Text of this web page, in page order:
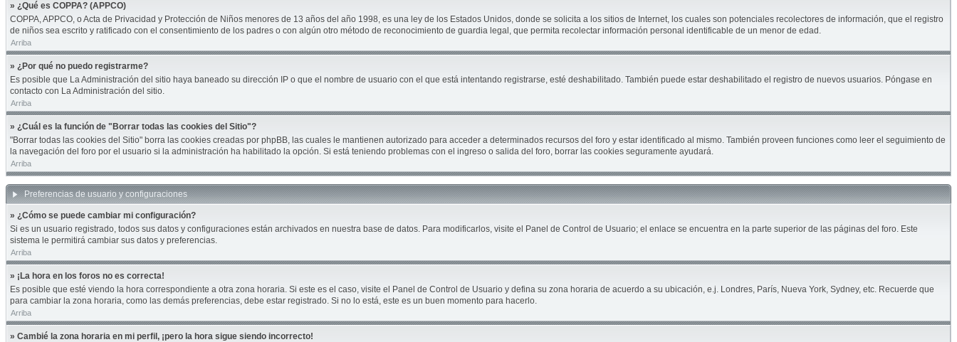
» ¿Qué es COPPA? (APPCO)
COPPA, APPCO, o Acta de Privacidad y Protección de Niños menores de 13 años del año 1998, es una ley de los Estados Unidos, donde se solicita a los sitios de Internet, los cuales son potenciales recolectores de información, que el registro
de niños sea escrito y ratificado con el consentimiento de los padres o con algún otro método de reconocimiento de guardia legal, que permita recolectar información personal identificable de un menor de edad.
Arriba
» ¿Por qué no puedo registrarme?
Es posible que La Administración del sitio haya baneado su dirección IP o que el nombre de usuario con el que está intentando registrarse, esté deshabilitado. También puede estar deshabilitado el registro de nuevos usuarios. Póngase en
contacto con La Administración del sitio.
Arriba
» ¿Cuál es la función de "Borrar todas las cookies del Sitio"?
"Borrar todas las cookies del Sitio" borra las cookies creadas por phpBB, las cuales le mantienen autorizado para acceder a determinados recursos del foro y estar identificado al mismo. También proveen funciones como leer el seguimiento de
la navegación del foro por el usuario si la administración ha habilitado la opción. Si está teniendo problemas con el ingreso o salida del foro, borrar las cookies seguramente ayudará.
Arriba
Preferencias de usuario y configuraciones
» ¿Cómo se puede cambiar mi configuración?
Si es un usuario registrado, todos sus datos y configuraciones están archivados en nuestra base de datos. Para modificarlos, visite el Panel de Control de Usuario; el enlace se encuentra en la parte superior de las páginas del foro. Este
sistema le permitirá cambiar sus datos y preferencias.
Arriba
» ¡La hora en los foros no es correcta!
Es posible que esté viendo la hora correspondiente a otra zona horaria. Si este es el caso, visite el Panel de Control de Usuario y defina su zona horaria de acuerdo a su ubicación, e.j. Londres, París, Nueva York, Sydney, etc. Recuerde que
para cambiar la zona horaria, como las demás preferencias, debe estar registrado. Si no lo está, este es un buen momento para hacerlo.
Arriba
» Cambié la zona horaria en mi perfil, ¡pero la hora sigue siendo incorrecto!